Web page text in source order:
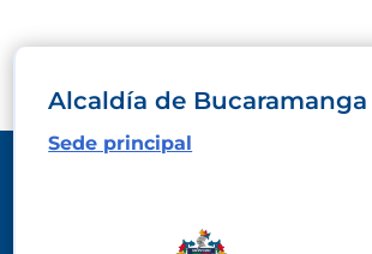
Alcaldía de Bucaramanga
Sede principal